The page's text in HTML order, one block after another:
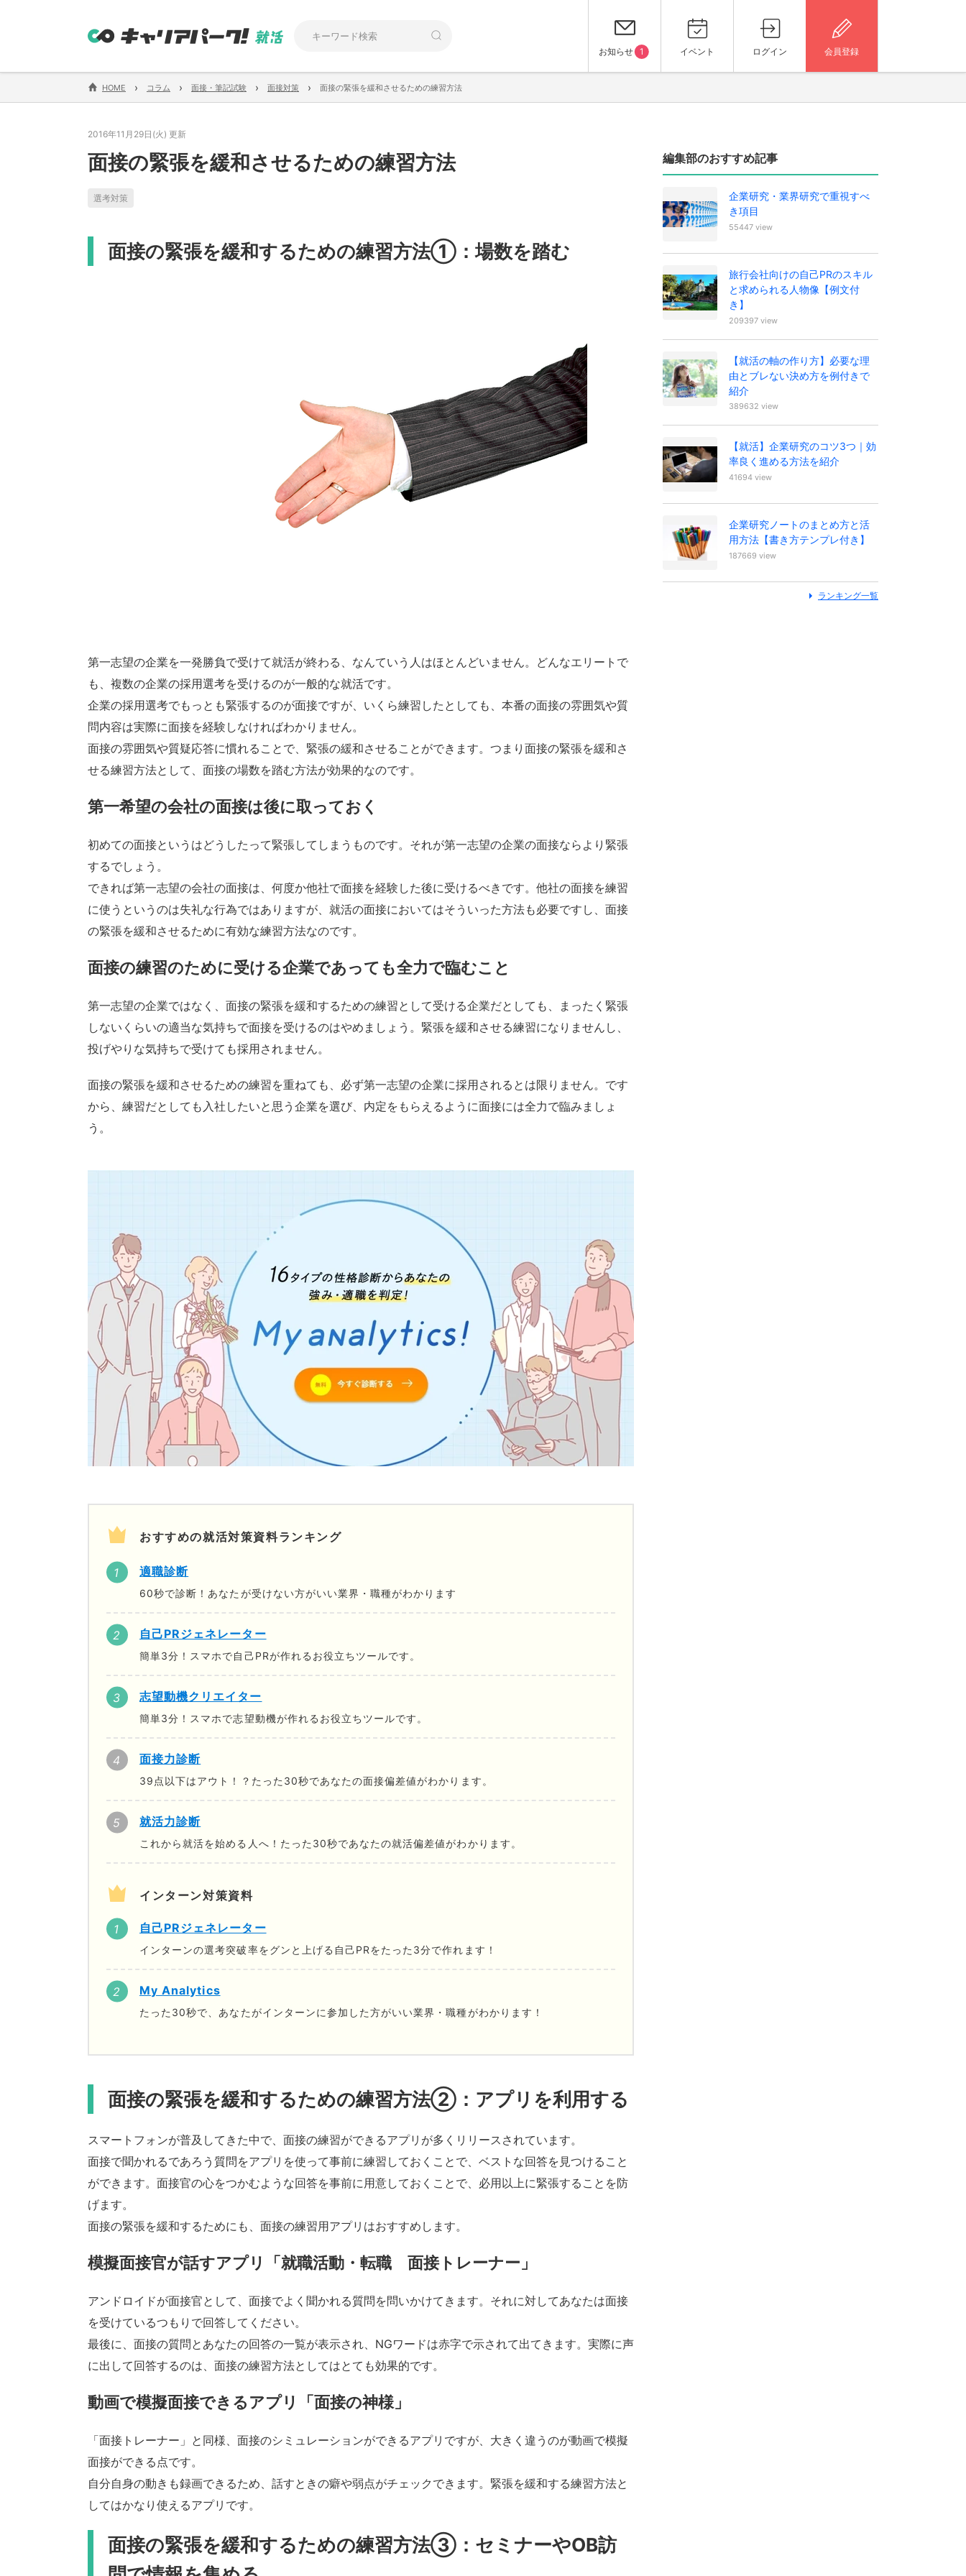
お知らせ 1 イベント ログイン 会員登録
HOME › コラム › 面接・筆記試験 › 面接対策 › 面接の緊張を緩和させるための練習方法
2016年11月29日(火) 更新
面接の緊張を緩和させるための練習方法
選考対策
面接の緊張を緩和するための練習方法①：場数を踏む
第一志望の企業を一発勝負で受けて就活が終わる、なんていう人はほとんどいません。どんなエリートで
も、複数の企業の採用選考を受けるのが一般的な就活です。
企業の採用選考でもっとも緊張するのが面接ですが、いくら練習したとしても、本番の面接の雰囲気や質
問内容は実際に面接を経験しなければわかりません。
面接の雰囲気や質疑応答に慣れることで、緊張の緩和させることができます。つまり面接の緊張を緩和さ
せる練習方法として、面接の場数を踏む方法が効果的なのです。
第一希望の会社の面接は後に取っておく
初めての面接というはどうしたって緊張してしまうものです。それが第一志望の企業の面接ならより緊張
するでしょう。
できれば第一志望の会社の面接は、何度か他社で面接を経験した後に受けるべきです。他社の面接を練習
に使うというのは失礼な行為ではありますが、就活の面接においてはそういった方法も必要ですし、面接
の緊張を緩和させるために有効な練習方法なのです。
面接の練習のために受ける企業であっても全力で臨むこと
第一志望の企業ではなく、面接の緊張を緩和するための練習として受ける企業だとしても、まったく緊張
しないくらいの適当な気持ちで面接を受けるのはやめましょう。緊張を緩和させる練習になりませんし、
投げやりな気持ちで受けても採用されません。
面接の緊張を緩和させるための練習を重ねても、必ず第一志望の企業に採用されるとは限りません。です
から、練習だとしても入社したいと思う企業を選び、内定をもらえるように面接には全力で臨みましょ
う。
おすすめの就活対策資料ランキング
適職診断
60秒で診断！あなたが受けない方がいい業界・職種がわかります
自己PRジェネレーター
簡単3分！スマホで自己PRが作れるお役立ちツールです。
志望動機クリエイター
簡単3分！スマホで志望動機が作れるお役立ちツールです。
面接力診断
39点以下はアウト！？たった30秒であなたの面接偏差値がわかります。
就活力診断
これから就活を始める人へ！たった30秒であなたの就活偏差値がわかります。
インターン対策資料
自己PRジェネレーター
インターンの選考突破率をグンと上げる自己PRをたった3分で作れます！
My Analytics
たった30秒で、あなたがインターンに参加した方がいい業界・職種がわかります！
面接の緊張を緩和するための練習方法②：アプリを利用する
スマートフォンが普及してきた中で、面接の練習ができるアプリが多くリリースされています。
面接で聞かれるであろう質問をアプリを使って事前に練習しておくことで、ベストな回答を見つけること
ができます。面接官の心をつかむような回答を事前に用意しておくことで、必用以上に緊張することを防
げます。
面接の緊張を緩和するためにも、面接の練習用アプリはおすすめします。
模擬面接官が話すアプリ「就職活動・転職 面接トレーナー」
アンドロイドが面接官として、面接でよく聞かれる質問を問いかけてきます。それに対してあなたは面接
を受けているつもりで回答してください。
最後に、面接の質問とあなたの回答の一覧が表示され、NGワードは赤字で示されて出てきます。実際に声
に出して回答するのは、面接の練習方法としてはとても効果的です。
動画で模擬面接できるアプリ「面接の神様」
「面接トレーナー」と同様、面接のシミュレーションができるアプリですが、大きく違うのが動画で模擬
面接ができる点です。
自分自身の動きも録画できるため、話すときの癖や弱点がチェックできます。緊張を緩和する練習方法と
してはかなり使えるアプリです。
面接の緊張を緩和するための練習方法③：セミナーやOB訪
編集部のおすすめ記事
企業研究・業界研究で重視すべ
き項目
55447 view
旅行会社向けの自己PRのスキル
と求められる人物像【例文付
き】
209397 view
【就活の軸の作り方】必要な理
由とブレない決め方を例付きで
紹介
389632 view
【就活】企業研究のコツ3つ｜効
率良く進める方法を紹介
41694 view
企業研究ノートのまとめ方と活
用方法【書き方テンプレ付き】
187669 view
ランキング一覧